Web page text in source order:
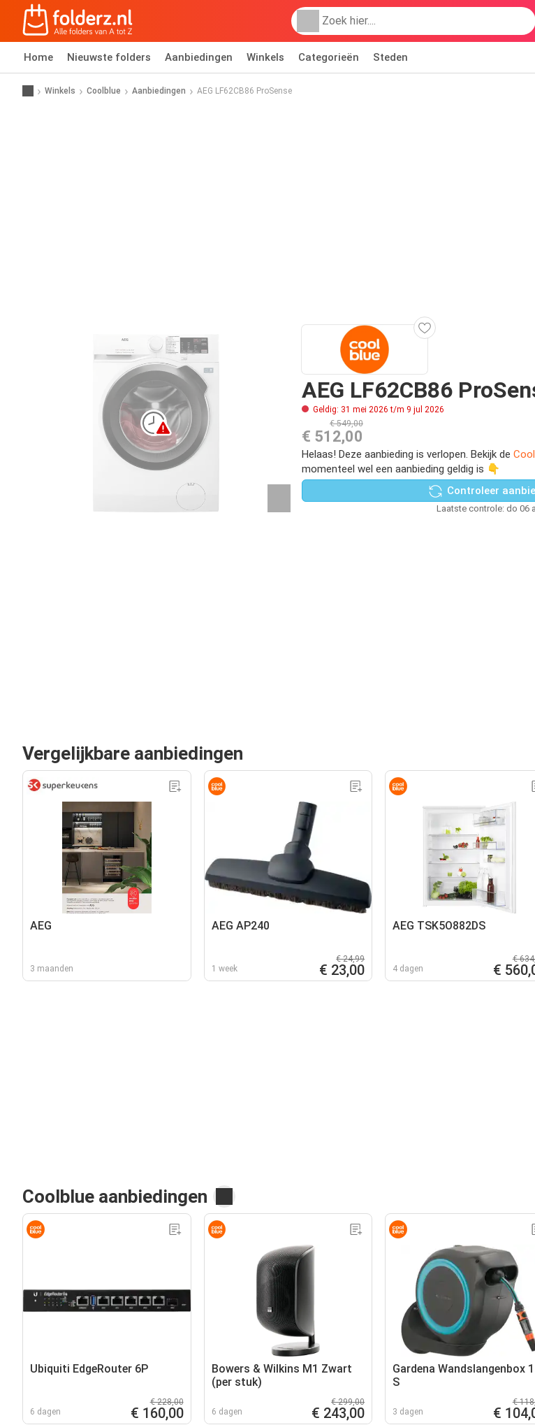
Home Nieuwste folders Aanbiedingen Winkels Categorieën Steden
Winkels Coolblue Aanbiedingen AEG LF62CB86 ProSense
AEG LF62CB86
Geldig: 31 mei 2026 t/m 9 jul 2026
€ 549,00
€ 512,00
Helaas! Deze aanbieding is verlopen. Bekijk de
momenteel wel een aanbieding geldig is 👇
Controleer
Laatste controle: do 06
Vergelijkbare aanbiedingen
AEG
3 maanden
AEG AP240
1 week
€ 24,99
€ 23,00
AEG TSK5O882DS
4 dagen
€
€
Coolblue aanbiedingen
Ubiquiti EdgeRouter 6P
6 dagen
€ 228,00
€ 160,00
Bowers & Wilkins M1 Zwart
(per stuk)
6 dagen
€ 299,00
€ 243,00
Gardena Wandslangenbox
S
3 dagen
€
€